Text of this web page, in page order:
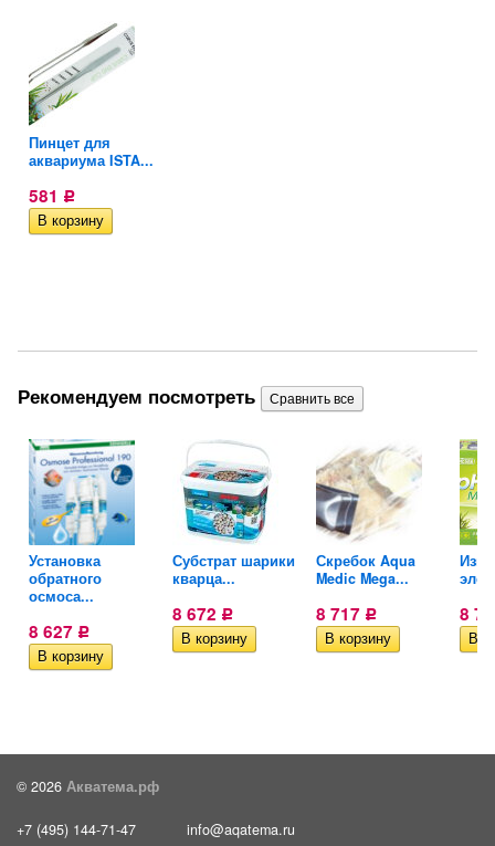
Пинцет для
аквариума ISTA...
581 Р
Рекомендуем посмотреть
Установка
обратного
осмоса...
8 627 Р
Субстрат шарики
кварца...
8 672 Р
Скребок Aqua
Medic Mega...
8 717 Р 8
© 2026 Акватема.рф
+7 (495) 144-71-47 info@aqatema.ru